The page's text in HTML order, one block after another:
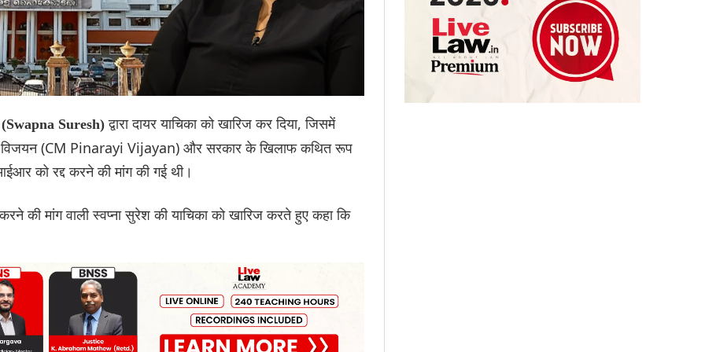
(Swapna Suresh) द्वारा दायर याचिका को खारिज कर दिया, जिसमें
विजयन (CM Pinarayi Vijayan) और सरकार के खिलाफ कथित रूप
को रद्द करने की मांग की गई थी।
की मांग वाली स्वप्ना सुरेश की याचिका को खारिज करते हुए कहा कि